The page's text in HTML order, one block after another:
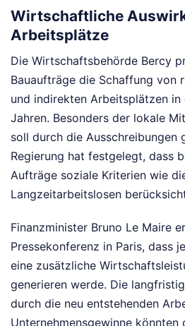
Wirtschaftliche
Arbeitsplätze
Die Wirtschaftsbehörde Bercy
Bauaufträge die Schaffung von
und indirekten Arbeitsplätzen in
Jahren. Besonders der lokale
soll durch die Ausschreibungen
Regierung hat festgelegt, dass
Aufträge soziale Kriterien wie
Langzeitarbeitslosen
Finanzminister Bruno Le Maire
Pressekonferenz in Paris, dass
eine zusätzliche
generieren werde. Die
durch die neu entstehenden
Unternehmensgewinne könnten